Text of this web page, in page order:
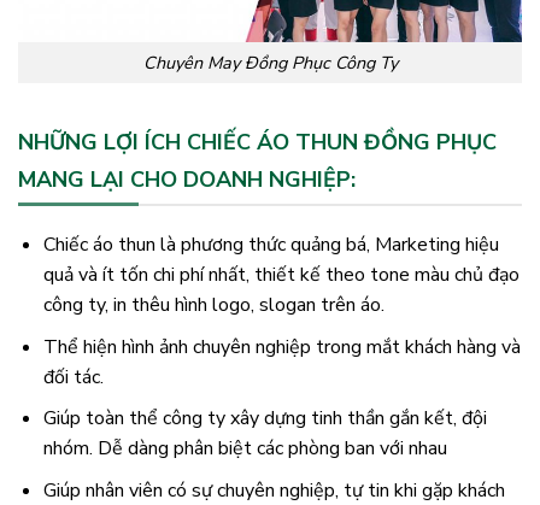
Chuyên May Đồng Phục Công Ty
NHỮNG LỢI ÍCH CHIẾC ÁO THUN ĐỒNG PHỤC
MANG LẠI CHO DOANH NGHIỆP:
Chiếc áo thun là phương thức quảng bá, Marketing hiệu
quả và ít tốn chi phí nhất, thiết kế theo tone màu chủ đạo
công ty, in thêu hình logo, slogan trên áo.
Thể hiện hình ảnh chuyên nghiệp trong mắt khách hàng và
đối tác.
Giúp toàn thể công ty xây dựng tinh thần gắn kết, đội
nhóm. Dễ dàng phân biệt các phòng ban với nhau
Giúp nhân viên có sự chuyên nghiệp, tự tin khi gặp khách